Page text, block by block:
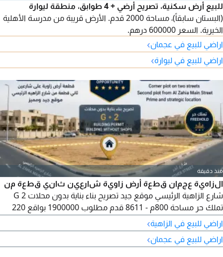
للبيع أرض سكنية، تصريح أرضي + 4 طوابق، منطقة ليوارة
(البستان سابقاً)، مساحة 2000 قدم. الأرض قريبة من مدرسة الأهلية
الخيرية. السعر 600000 درهم.
اراضي للبيع في عجمان›
اراضي للبيع في ليوارة›
منذ دقيقة
الزاهية عجمان قطعة أرض زاوية شارعين ثاني قطعة من
شارع الزاهية الرئيسي موقع جيد تصريح بناء بناية بدون محلات G 2
تملك حر مساحة 800م - 8611 قدم مطلوب 1900000 بواقع 220
درهم للقدم غير شامل الرسوم
اراضي للبيع في الزاهية›
اراضي للبيع في عجمان›